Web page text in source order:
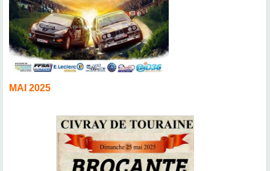
MAI 2025